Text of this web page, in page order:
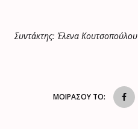
Συντάκτης: Έλενα Κουτσοπούλου
ΜΟΙΡΑΣΟΥ ΤΟ: